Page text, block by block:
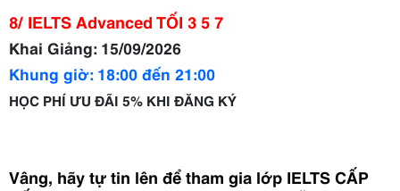
8/ IELTS Advanced TỐI 3 5 7
Khai Giảng: 15/09/2026
Khung giờ: 18:00 đến 21:00
HỌC PHÍ ƯU ĐÃI 5% KHI ĐĂNG KÝ
Vâng, hãy tự tin lên để tham gia lớp IELTS CẤP